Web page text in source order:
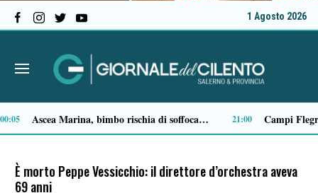
1 Agosto 2026
Il MOA di Eboli ottiene il riconoscimento di Museo di interesse regionale 14:14 Milan in lutto, addio a Franco Baresi: il commosso saluto del club 13:53
È morto Peppe Vessicchio: il direttore d’orchestra aveva
69 anni